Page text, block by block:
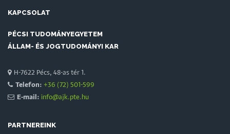
KAPCSOLAT
PÉCSI TUDOMÁNYEGYETEM
ÁLLAM- ÉS JOGTUDOMÁNYI KAR
H-7622 Pécs, 48-as tér 1.
Telefon: +36 (72) 501-599
E-mail: info@ajk.pte.hu
PARTNEREINK